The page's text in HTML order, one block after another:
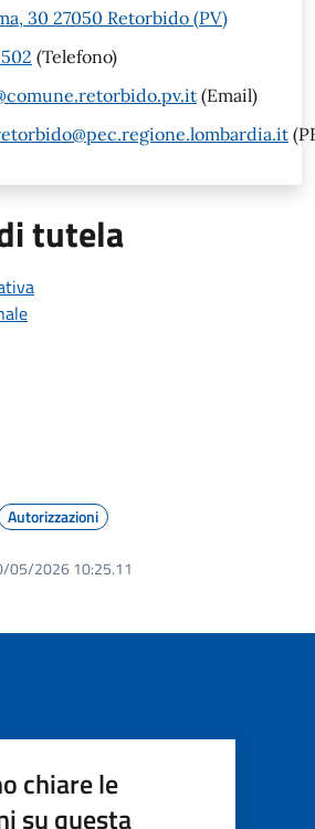
30 27050 Retorbido (PV)
(Telefono)
(Email)
tutela
Autorizzazioni
05/2026 10:25.11
chiare le
su questa